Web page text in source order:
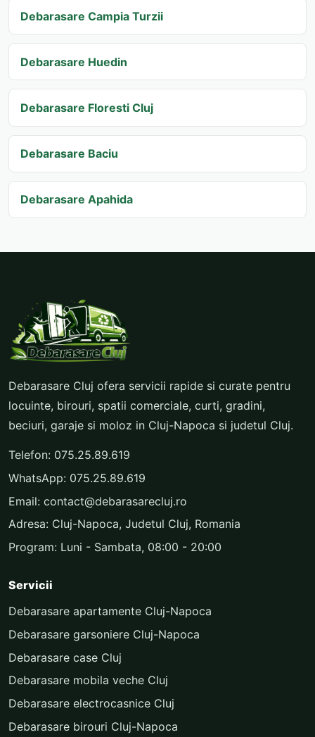
Debarasare Campia Turzii
Debarasare Huedin
Debarasare Floresti Cluj
Debarasare Baciu
Debarasare Apahida
Debarasare Cluj ofera servicii rapide si curate pentru
locuinte, birouri, spatii comerciale, curti, gradini,
beciuri, garaje si moloz in Cluj-Napoca si judetul Cluj.
Telefon: 075.25.89.619
WhatsApp: 075.25.89.619
Email: contact@debarasarecluj.ro
Adresa: Cluj-Napoca, Judetul Cluj, Romania
Program: Luni - Sambata, 08:00 - 20:00
Servicii
Debarasare apartamente Cluj-Napoca
Debarasare garsoniere Cluj-Napoca
Debarasare case Cluj
Debarasare mobila veche Cluj
Debarasare electrocasnice Cluj
Debarasare birouri Cluj-Napoca